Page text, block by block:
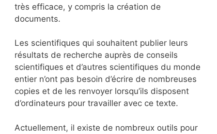
très efficace, y compris la création de
documents.
Les scientifiques qui souhaitent publier leurs
résultats de recherche auprès de conseils
scientifiques et d’autres scientifiques du monde
entier n’ont pas besoin d’écrire de nombreuses
copies et de les renvoyer lorsqu’ils disposent
d’ordinateurs pour travailler avec ce texte.
Actuellement, il existe de nombreux outils pour